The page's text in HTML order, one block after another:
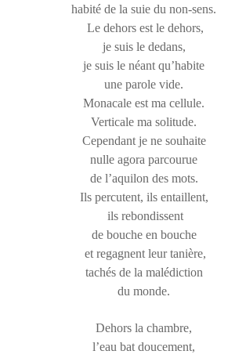
habité de la suie du non-sens.
Le dehors est le dehors,
je suis le dedans,
je suis le néant qu’habite
une parole vide.
Monacale est ma cellule.
Verticale ma solitude.
Cependant je ne souhaite
nulle agora parcourue
de l’aquilon des mots.
Ils percutent, ils entaillent,
ils rebondissent
de bouche en bouche
et regagnent leur tanière,
tachés de la malédiction
du monde.
Dehors la chambre,
l’eau bat doucement,